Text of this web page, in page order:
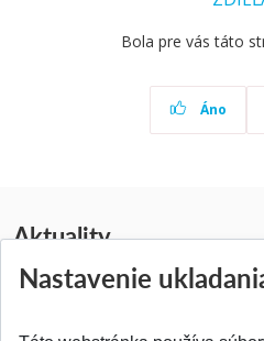
Bola pre vás táto
Áno
Aktuality
Nastavenie